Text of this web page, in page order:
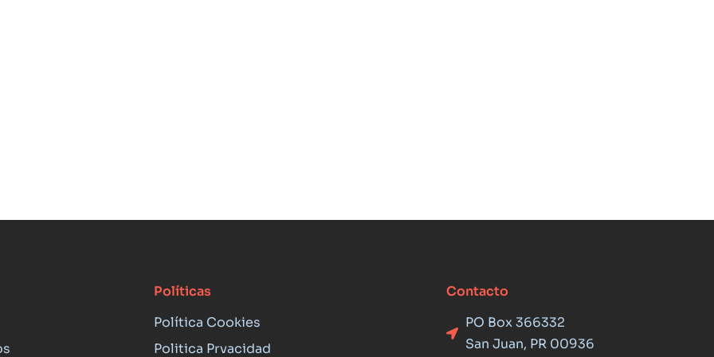
Políticas
Política Cookies
Politica Prvacidad
Contacto
PO Box 366332
San Juan, PR 00936